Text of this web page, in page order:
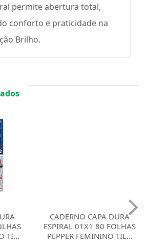
permite abertura total,
conforto e praticidade na
Brilho.
TI...
CADERNO CAPA DURA
ESPIRAL 01X1 80 FOLHAS
PEPPER FEMININO TIL...